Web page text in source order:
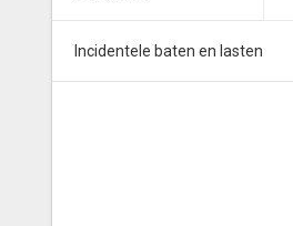
Incidentele baten en lasten